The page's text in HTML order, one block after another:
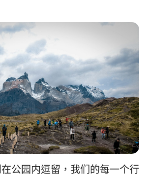
公园内逗留，我们的每一个行